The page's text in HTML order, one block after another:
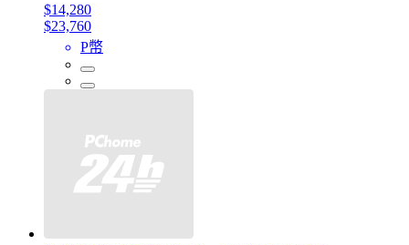
$14,280
$23,760
P幣